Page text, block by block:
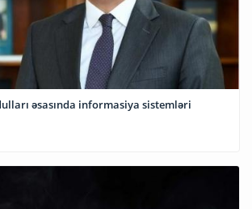
əsasında informasiya sistemləri